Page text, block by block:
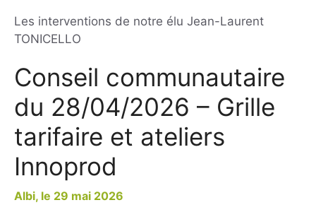
Les interventions de notre élu Jean-Laurent
TONICELLO
Conseil communautaire
du 28/04/2026 – Grille
tarifaire et ateliers
Innoprod
29 mai 2026